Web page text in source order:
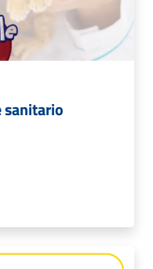
sanitario